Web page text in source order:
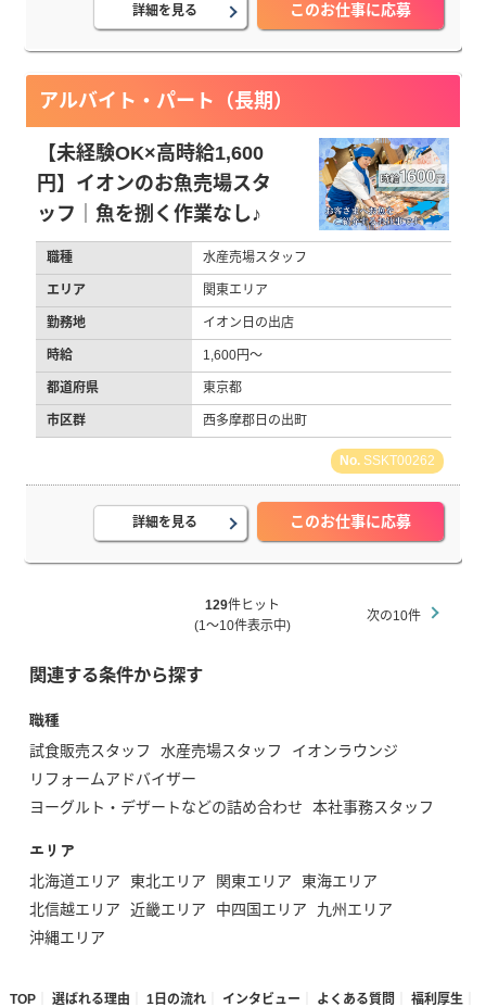
詳細を見る このお仕事に応募
アルバイト・パート（長期）
【未経験OK×高時給1,600
円】イオンのお魚売場スタ
ッフ｜魚を捌く作業なし♪
職種 水産売場スタッフ
エリア 関東エリア
勤務地 イオン日の出店
時給 1,600円～
都道府県 東京都
市区群 西多摩郡日の出町
SSKT00262
詳細を見る このお仕事に応募
129件ヒット
(1～10件表示中)
次の10件
関連する条件から探す
職種
試食販売スタッフ 水産売場スタッフ
イオンラウンジ
リフォームアドバイザー
ヨーグルト・デザートなどの詰め合わせ
本社事務スタッフ
エリア
北海道エリア 東北エリア 関東エリア
東海エリア
北信越エリア
近畿エリア 中四国エリア
九州エリア
沖縄エリア
TOP 選ばれる理由 1日の流れ インタビュー よくある質問 福利厚生